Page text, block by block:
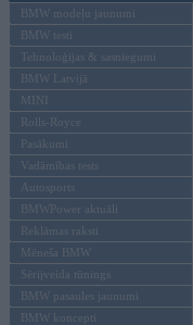
BMW modeļu jaunumi
BMW testi
Tehnoloģijas & sasniegumi
BMW Latvijā
MINI
Rolls-Royce
Pasākumi
Vadāmības tests
Autosports
BMWPower aktuāli
Reklāmas raksti
Mēneša BMW
Sērijveida tūnings
BMW pasaules jaunumi
BMW koncepti